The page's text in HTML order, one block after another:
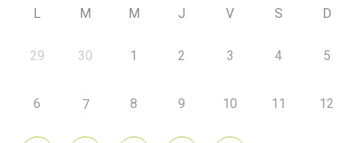
L M M J V S D
29 30 1 2 3 4 5
6 7 8 9 10 11 12